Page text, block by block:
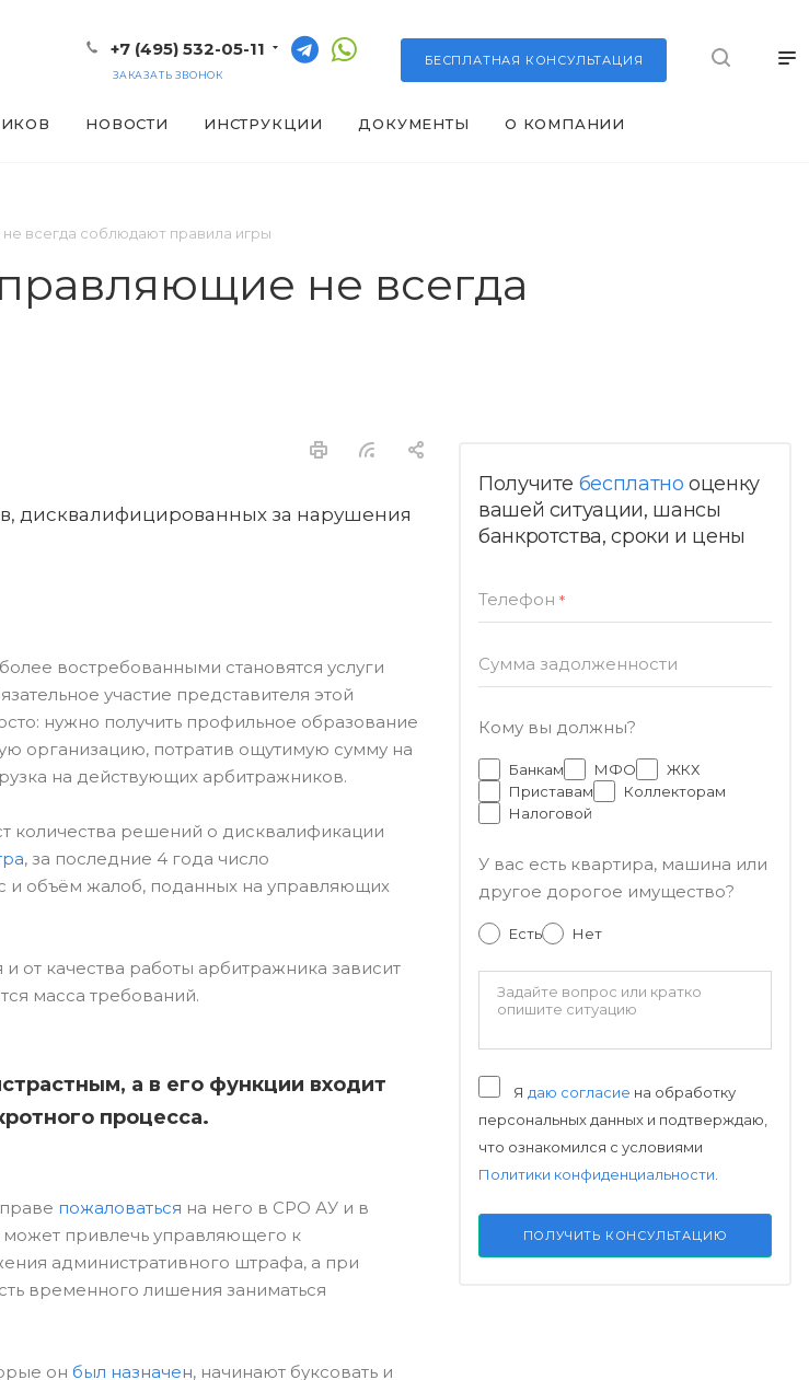
БЕСПЛАТНАЯ КОНСУЛЬТАЦИЯ
+7 (495) 532-05-11
ЗАКАЗАТЬ ЗВОНОК
НОВОСТИ ИНСТРУКЦИИ ДОКУМЕНТЫ О КОМПАНИИ
всегда соблюдают правила игры
не всегда
дисквалифицированных за нарушения
востребованными становятся услуги
участие представителя этой
нужно получить профильное образование
организацию, потратив ощутимую сумму на
на действующих арбитражников.
количества решений о дисквалификации
, за последние 4 года число
и объём жалоб, поданных на управляющих
от качества работы арбитражника зависит
масса требований.
а в его функции входит
процесса.
пожаловаться на него в СРО АУ и в
привлечь управляющего к
административного штрафа, а при
временного лишения заниматься
он был назначен, начинают буксовать и
Получите бесплатно оценку
вашей ситуации, шансы
банкротства, сроки и цены
Телефон *
Сумма задолженности
Кому вы должны?
Банкам МФО
ЖКХ
Приставам
Коллекторам
Налоговой
У вас есть квартира, машина или
другое дорогое имущество?
Есть Нет
Я даю согласие на обработку
персональных данных и подтверждаю,
что ознакомился с условиями
Политики конфиденциальности
ПОЛУЧИТЬ КОНСУЛЬТАЦИЮ